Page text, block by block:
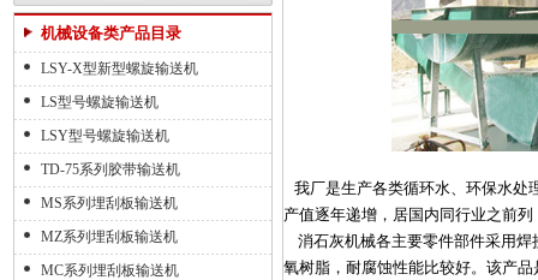
机械设备类产品目录
LSY-X型新型螺旋输送机
LS型号螺旋输送机
LSY型号螺旋输送机
TD-75系列胶带输送机
MS系列埋刮板输送机
MZ系列埋刮板输送机
MC系列埋刮板输送机
我厂是生产各类循环水、环保水处
产值逐年递增，居国内同行业之前
消石灰机械各主要零件部件采用焊
氧树脂，耐腐蚀性能比较好。该产